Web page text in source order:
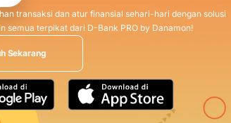
transaksi dan atur finansial sehari-hari dengan solusi
semua terpikat dari D-Bank PRO by Danamon!
Sekarang